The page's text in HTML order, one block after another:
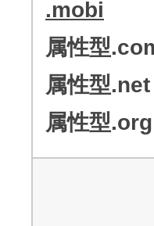
Microsoft
.mobi
属性型
属性型.net
属性型.org